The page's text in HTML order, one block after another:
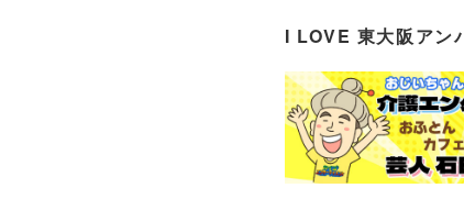
I LOVE 東大阪アン